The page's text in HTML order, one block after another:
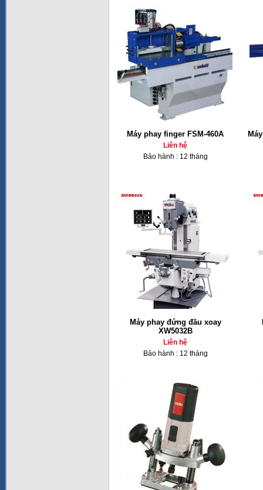
Máy phay finger FSM-460A
Liên hệ
Bảo hành : 12 tháng
Máy phay đứng đầu xoay
XW5032B
Liên hệ
Bảo hành : 12 tháng